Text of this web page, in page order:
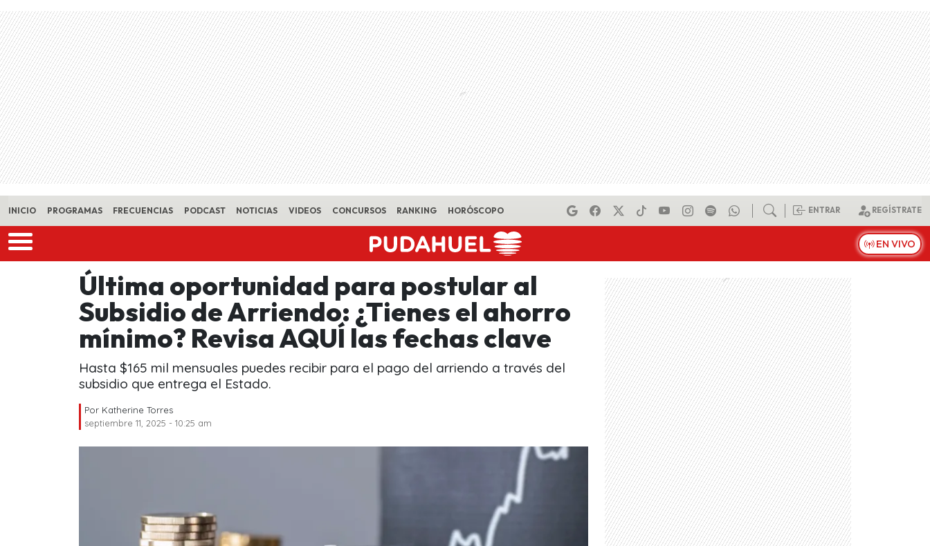
Skip to main content
INICIO PROGRAMAS FRECUENCIAS PODCAST NOTICIAS VIDEOS CONCURSOS RANKING HORÓSCOPO ENTRAR REGÍSTRATE
EN VIVO
Última oportunidad para postular al
Subsidio de Arriendo: ¿Tienes el ahorro
mínimo? Revisa AQUÍ las fechas clave
Hasta $165 mil mensuales puedes recibir para el pago del arriendo a través del
subsidio que entrega el Estado.
Por Katherine Torres
septiembre 11, 2025 - 10:25 am